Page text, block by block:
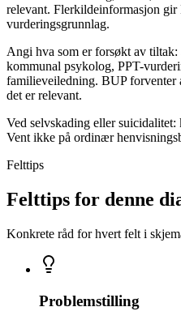
relevant. Flerkildeinformasjon gir
vurderingsgrunnlag.
Angi hva som er forsøkt av tiltak:
kommunal psykolog, PPT-
familieveiledning. BUP forventer
det er relevant.
Ved selvskading eller
Vent ikke på ordinær
Felttips
Felttips for denne
Konkrete råd for hvert felt i
Problemstilling